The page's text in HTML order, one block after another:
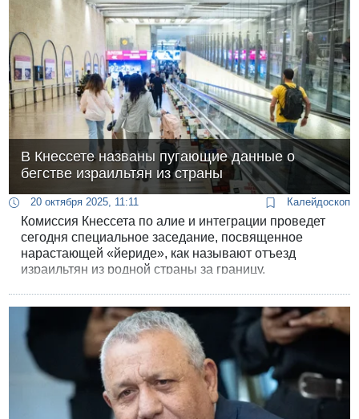
В Кнессете названы пугающие данные о
бегстве израильтян из страны
20 октября 2025, 11:11 Калейдоскоп
Комиссия Кнессета по алие и интеграции проведет
сегодня специальное заседание, посвященное
нарастающей «йериде», как называют отъезд
израильтян из родной страны за границу.